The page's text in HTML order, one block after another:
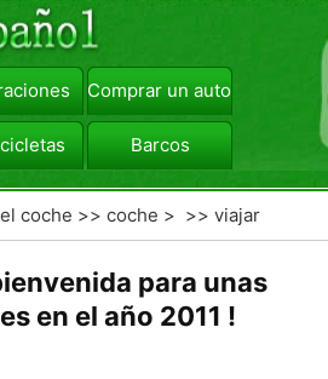
Comprar un automóvil
Barcos
coche >>coche > >>viajar
para unas
en el año 2011 !